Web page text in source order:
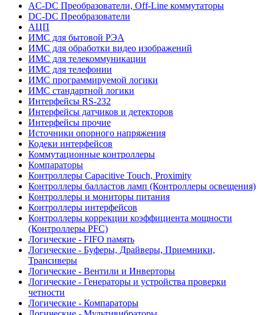
AC-DC Преобразователи, Off-Line коммутаторы
DC-DC Преобразователи
АЦП
ИМС для бытовой РЭА
ИМС для обработки видео изображений
ИМС для телекоммуникации
ИМС для телефонии
ИМС программируемой логики
ИМС стандартной логики
Интерфейсы RS-232
Интерфейсы датчиков и детекторов
Интерфейсы прочие
Источники опорного напряжения
Кодеки интерфейсов
Коммутационные контроллеры
Компараторы
Контроллеры Capacitive Touch, Proximity
Контроллеры балластов ламп (Контроллеры освещения)
Контроллеры и мониторы питания
Контроллеры интерфейсов
Контроллеры коррекции коэффициента мощности
(Контроллеры PFC)
Логические - FIFO память
Логические - Буферы, Драйверы, Приемники,
Трансиверы
Логические - Вентили и Инверторы
Логические - Генераторы и устройства проверки
четности
Логические - Компараторы